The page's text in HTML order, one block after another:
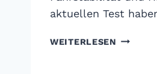
aktuellen Test
WEITERLESEN ADAC